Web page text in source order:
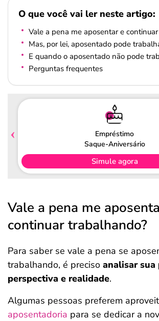
O que você vai ler neste artigo:
Vale a pena me aposentar e
Mas, por lei, aposentado pode
E quando o aposentado não pode
Perguntas frequentes
Empréstimo
Saque-Aniversário
Simule agora
Vale a pena me
continuar trabalhando?
Para saber se vale a pena se
trabalhando, é preciso analisar sua
perspectiva e realidade.
Algumas pessoas preferem
aposentadoria para se dedicar a